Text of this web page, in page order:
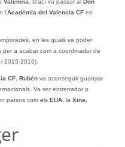
l’Acadèmia del Valencia CFen
en les quals va poder
a acabar com a coordinador de
2015-2016).
CF, Rubénva aconseguir guanyar
Va ser entrenador o
països com els EUA, la Xina